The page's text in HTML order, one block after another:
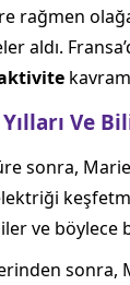
rağmen
aldı.
Ve
sonra,
ve böylece
sonra,